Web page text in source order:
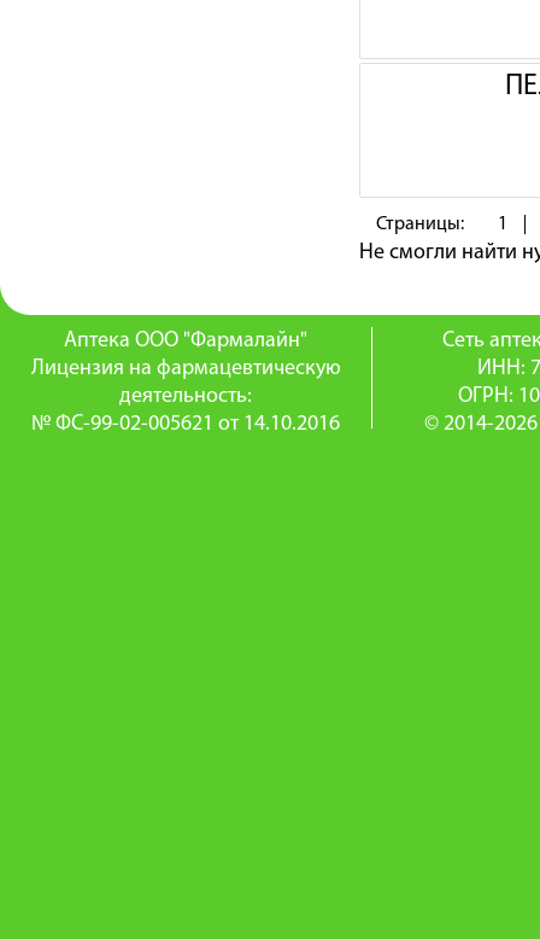
Страницы: 1
Не смогли найти
Аптека ООО "Фармалайн"
Лицензия на фармацевтическую
деятельность:
№ ФС-99-02-005621 от 14.10.2016
Сеть
ИНН:
ОГРН:
© 2014-